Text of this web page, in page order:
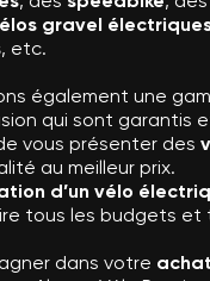
gravel
, etc.
également une
qui sont garantis
vous présenter des
au meilleur prix.
d’un vélo
tous les budgets et
dans votre